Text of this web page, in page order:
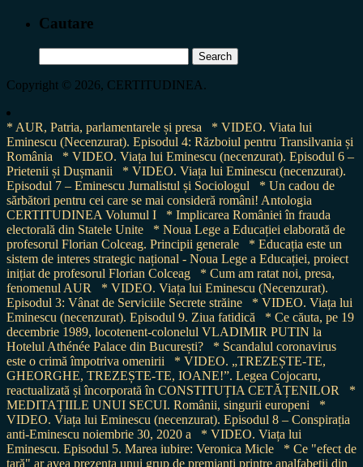
Cautare
for:
Copyright © 2026, CERTITUDINEA.
* AUR, Patria, parlamentarele și presa
* VIDEO. Viata lui
Eminescu (Necenzurat). Episodul 4: Războiul pentru Transilvania și
România
* VIDEO. Viața lui Eminescu (necenzurat). Episodul 6 –
Prietenii și Dușmanii
* VIDEO. Viața lui Eminescu (necenzurat).
Episodul 7 – Eminescu Jurnalistul și Sociologul
* Un cadou de
sărbători pentru cei care se mai consideră români! Antologia
CERTITUDINEA Volumul I
* Implicarea României în frauda
electorală din Statele Unite
* Noua Lege a Educației elaborată de
profesorul Florian Colceag. Principii generale
* Educația este un
sistem de interes strategic național - Noua Lege a Educației, proiect
inițiat de profesorul Florian Colceag
* Cum am ratat noi, presa,
fenomenul AUR
* VIDEO. Viața lui Eminescu (Necenzurat).
Episodul 3: Vânat de Serviciile Secrete străine
* VIDEO. Viața lui
Eminescu (necenzurat). Episodul 9. Ziua fatidică
* Ce căuta, pe 19
decembrie 1989, locotenent-colonelul VLADIMIR PUTIN la
Hotelul Athénée Palace din București?
* Scandalul coronavirus
este o crimă împotriva omenirii
* VIDEO. „TREZEȘTE-TE,
GHEORGHE, TREZEȘTE-TE, IOANE!”. Legea Cojocaru,
reactualizată și încorporată în CONSTITUȚIA CETĂȚENILOR
*
MEDITAȚIILE UNUI SECUI. Românii, singurii europeni
*
VIDEO. Viața lui Eminescu (necenzurat). Episodul 8 – Conspirația
anti-Eminescu noiembrie 30, 2020 a
* VIDEO. Viața lui
Eminescu. Episodul 5. Marea iubire: Veronica Micle
* Ce "efect de
țară" ar avea prezența unui grup de premianți printre analfabeții din